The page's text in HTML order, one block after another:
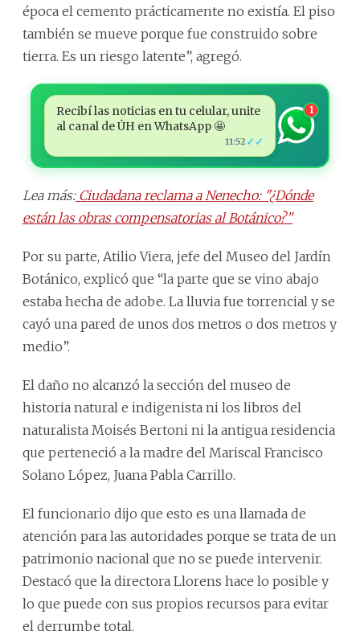
época el cemento prácticamente no existía. El piso
también se mueve porque fue construido sobre
tierra. Es un riesgo latente”, agregó.
Recibí las noticias en tu celular, unite
al canal de ÚH en WhatsApp 🤩
11:52 ✓✓
1
Lea más:Ciudadana reclama a Nenecho: "¿Dónde
están las obras compensatorias al Botánico?”
Por su parte, Atilio Viera, jefe del Museo del Jardín
Botánico, explicó que “la parte que se vino abajo
estaba hecha de adobe. La lluvia fue torrencial y se
cayó una pared de unos dos metros o dos metros y
medio”.
El daño no alcanzó la sección del museo de
historia natural e indigenista ni los libros del
naturalista Moisés Bertoni ni la antigua residencia
que perteneció a la madre del Mariscal Francisco
Solano López, Juana Pabla Carrillo.
El funcionario dijo que esto es una llamada de
atención para las autoridades porque se trata de un
patrimonio nacional que no se puede intervenir.
Destacó que la directora Llorens hace lo posible y
lo que puede con sus propios recursos para evitar
el derrumbe total.